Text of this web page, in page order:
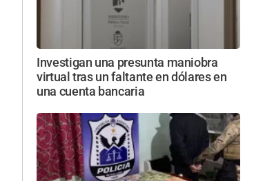
Investigan una presunta maniobra
virtual tras un faltante en dólares en
una cuenta bancaria